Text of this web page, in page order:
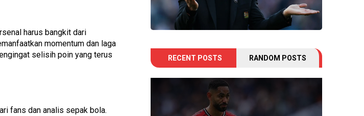
harus bangkit dari
momentum dan laga
selisih poin yang terus
fans dan analis sepak bola.
RECENT POSTS RANDOM POSTS